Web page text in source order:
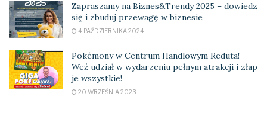
Zapraszamy na Biznes&Trendy 2025 – dowiedz
się i zbuduj przewagę w biznesie
4 PAŹDZIERNIKA 2024
Pokémony w Centrum Handlowym Reduta!
Weź udział w wydarzeniu pełnym atrakcji i złap
je wszystkie!
20 WRZEŚNIA 2023